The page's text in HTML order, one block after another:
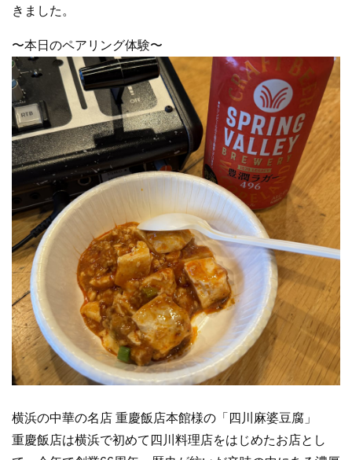
きました。
〜本日のペアリング体験〜
横浜の中華の名店 重慶飯店本館様の「四川麻婆豆腐」
重慶飯店は横浜で初めて四川料理店をはじめたお店とし